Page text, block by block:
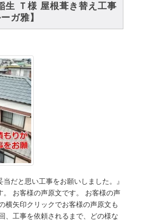
生 Ｔ様 屋根葺き替え工事
ガ雅】
当だと思い工事をお願いしました。』
お客様の声原文です。 お客様の声
横矢印クリックでお客様の声原文も
、工事を依頼されるまで、どの様な